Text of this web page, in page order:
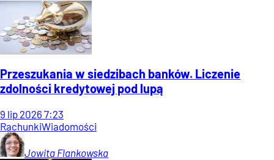
Przeszukania w siedzibach banków. Liczenie
zdolności kredytowej pod lupą
9 lip 2026 7:23
RachunkiWiadomości
Jowita Flankowska